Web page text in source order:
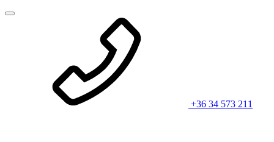
+36 34 573 211